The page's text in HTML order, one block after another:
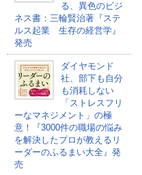
る、異色のビジ
ネス書：三輪賢治著『ステ
ルス起業 生存の経営学』
発売
ダイヤモンド
社、部下も自分
も消耗しない
「ストレスフリ
ーなマネジメント」の極
意！『3000件の職場の悩み
を解決したプロが教えるリ
ーダーのふるまい大全』発
売